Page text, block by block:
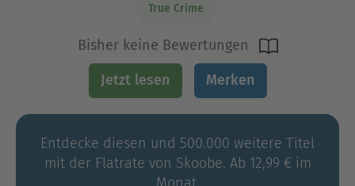
True Crime
Bisher keine Bewertungen
Jetzt lesen Merken
Entdecke diesen und 500.000 weitere Titel
mit der Flatrate von Skoobe. Ab 12,99 € im